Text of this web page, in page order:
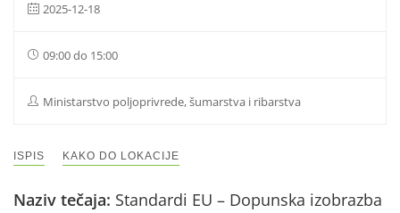
2025-12-18
09:00 do 15:00
Ministarstvo poljoprivrede, šumarstva i ribarstva
ISPIS KAKO DO LOKACIJE
Naziv tečaja: Standardi EU – Dopunska izobrazba